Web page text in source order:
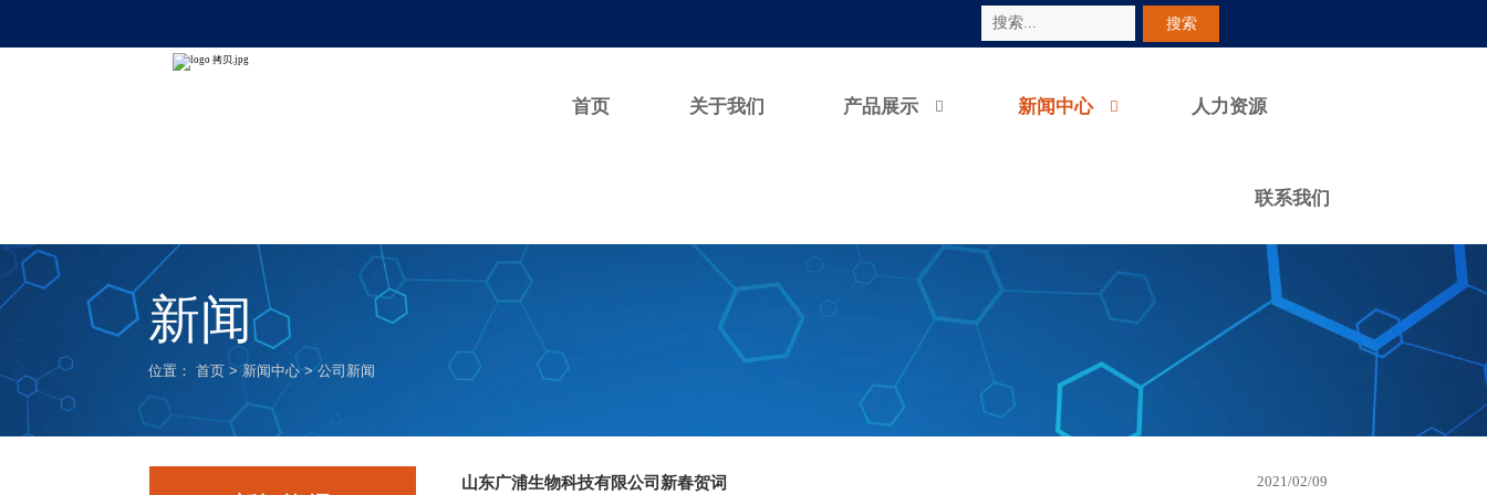
搜索
首页 关于我们 产品展示  新闻中心  人力资源
联系我们
新闻
位置：首页 > 新闻中心 >公司新闻
山东广浦生物科技有限公司新春贺词 2021/02/09